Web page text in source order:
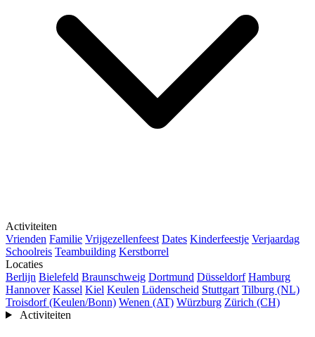
Activiteiten
Vrienden Familie Vrijgezellenfeest Dates Kinderfeestje Verjaardag
Schoolreis Teambuilding Kerstborrel
Locaties
Berlijn Bielefeld Braunschweig Dortmund Düsseldorf Hamburg
Hannover Kassel Kiel Keulen Lüdenscheid Stuttgart Tilburg (NL)
Troisdorf (Keulen/Bonn) Wenen (AT) Würzburg Zürich (CH)
Activiteiten